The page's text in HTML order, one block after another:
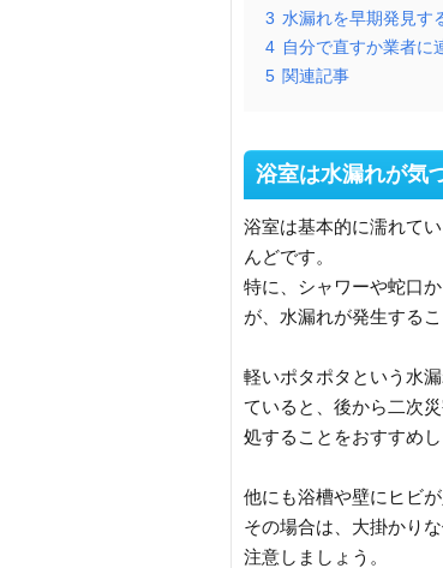
3 水漏れを早期発見す
4 自分で直すか業者に
5 関連記事
浴室は水漏れが気
浴室は基本的に濡れて
んどです。
特に、シャワーや蛇口
が、水漏れが発生する
軽いポタポタという水
ていると、後から二次
処することをおすすめし
他にも浴槽や壁にヒビ
その場合は、大掛かり
注意しましょう。